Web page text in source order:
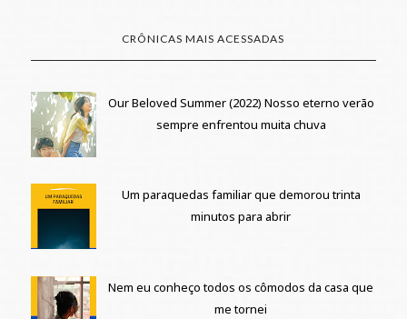
CRÔNICAS MAIS ACESSADAS
Our Beloved Summer (2022) Nosso eterno verão
sempre enfrentou muita chuva
Um paraquedas familiar que demorou trinta
minutos para abrir
Nem eu conheço todos os cômodos da casa que
me tornei